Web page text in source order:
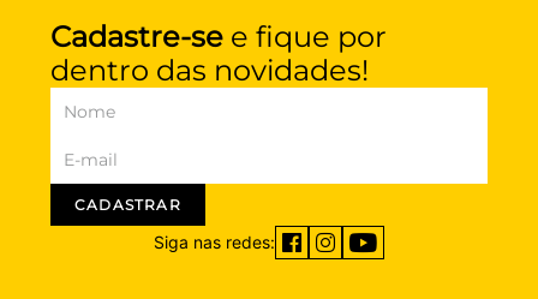
Cadastre-se e fique por
dentro das novidades!
CADASTRAR
Siga nas redes: